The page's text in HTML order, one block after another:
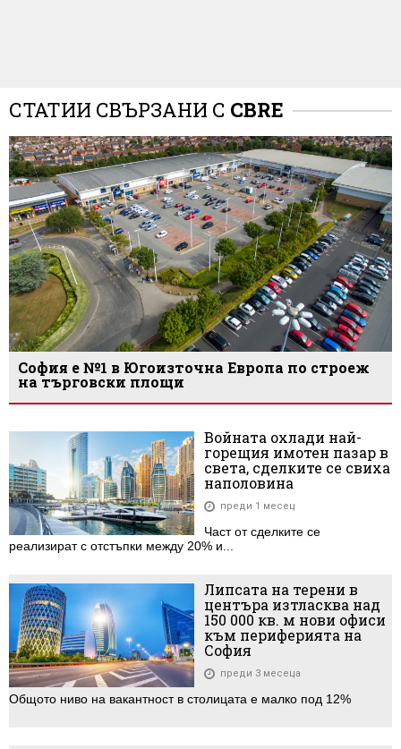
СТАТИИ СВЪРЗАНИ С CBRE
София е №1 в Югоизточна Европа по строеж
на търговски площи
Войната охлади най-
горещия имотен пазар в
света, сделките се свиха
наполовина
преди 1 месец
Част от сделките се
реализират с отстъпки между 20% и...
Липсата на терени в
центъра изтласква над
150 000 кв. м нови офиси
към периферията на
София
преди 3 месеца
Общото ниво на вакантност в столицата е малко под 12%